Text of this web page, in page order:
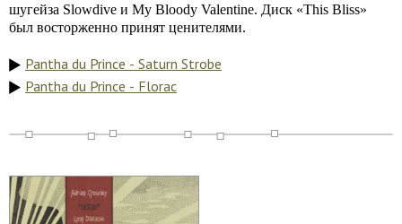
шугейза Slowdive и My Bloody Valentine. Диск «This Bliss»
был восторженно принят ценителями.
Pantha du Prince - Saturn Strobe
Pantha du Prince - Florac